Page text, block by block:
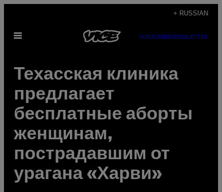
content
+ RUSSIAN
Open
SUBSCRIBENEWSLETTER
Техасская клиника
предлагает
бесплатные аборты
женщинам,
пострадавшим от
урагана «Харви»